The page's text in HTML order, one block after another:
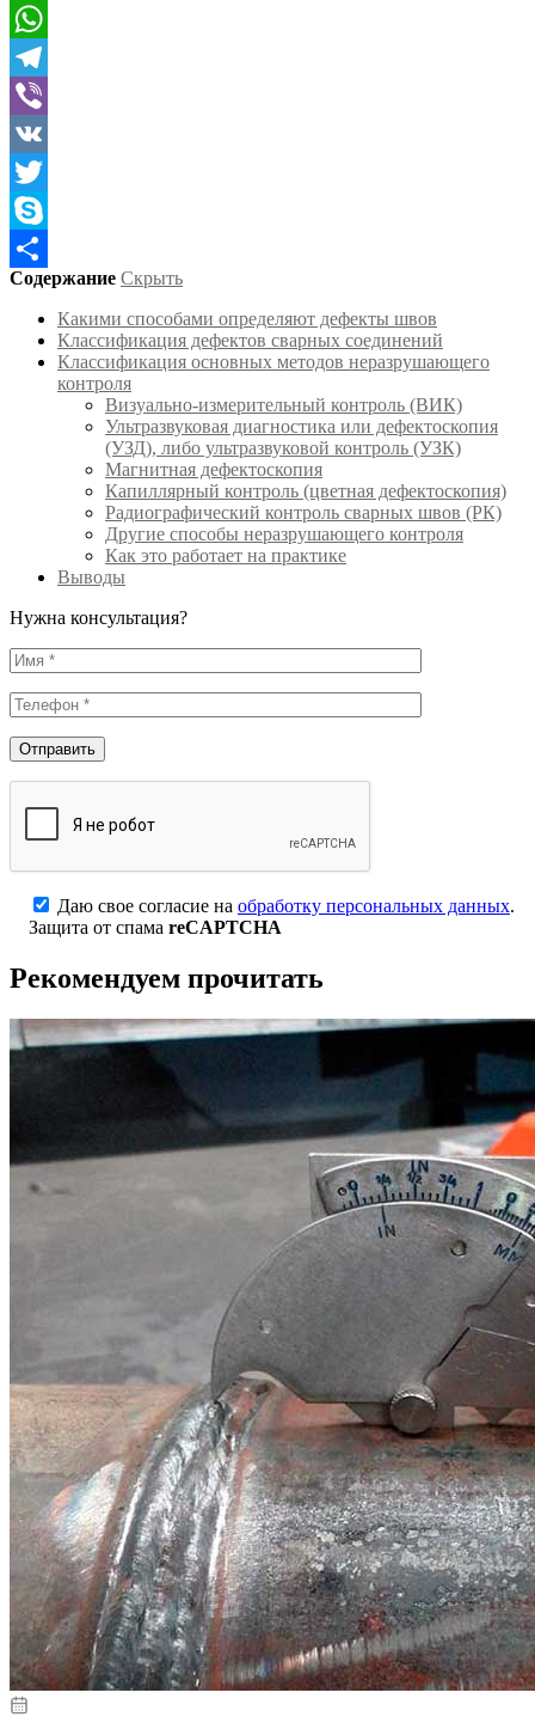
WhatsApp
Telegram
Viber
VK
Twitter
Skype
Отправить
Содержание Скрыть
Какими способами определяют дефекты швов
Классификация дефектов сварных соединений
Классификация основных методов неразрушающего
контроля
Визуально-измерительный контроль (ВИК)
Ультразвуковая диагностика или дефектоскопия
(УЗД), либо ультразвуковой контроль (УЗК)
Магнитная дефектоскопия
Капиллярный контроль (цветная дефектоскопия)
Радиографический контроль сварных швов (РК)
Другие способы неразрушающего контроля
Как это работает на практике
Выводы
Нужна консультация?
Даю свое согласие на обработку персональных данных.
Защита от спама reCAPTCHA
Рекомендуем прочитать